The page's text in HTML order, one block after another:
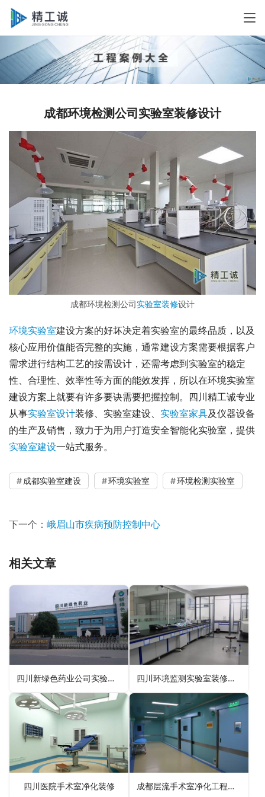
成都环境检测公司实验室装修设计
成都环境检测公司实验室装修设计
环境实验室建设方案的好坏决定着实验室的最终品质，以及
核心应用价值能否完整的实施，通常建设方案需要根据客户
需求进行结构工艺的按需设计，还需考虑到实验室的稳定
性、合理性、效率性等方面的能效发挥，所以在环境实验室
建设方案上就要有许多要诀需要把握控制。四川精工诚专业
从事实验室设计装修、实验室建设、 实验室家具及仪器设备
的生产及销售，致力于为用户打造安全智能化实验室，提供
实验室建设一站式服务。
成都实验室建设 环境实验室 环境检测实验室
下一个： 峨眉山市疾病预防控制中心
相关文章
四川新绿色药业公司实验室装修设计 四川环境监测实验室装修设计
四川医院手术室净化装修 成都层流手术室净化工程设计施工案例